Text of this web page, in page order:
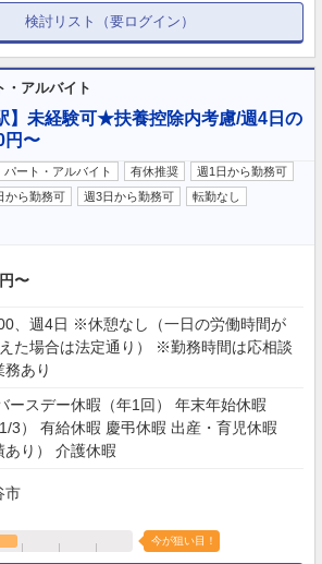
検討リスト（要ログイン）
・アルバイト
】未経験可★扶養控除内考慮/週4日の
円〜
パート・アルバイト 有休推奨
週1日から勤務可
から勤務可 週3日から勤務可
転勤なし
〜
、週4日 ※休憩なし（一日の労働時間が
た場合は法定通り） ※勤務時間は応相談
あり
ースデー休暇（年1回） 年末年始休暇
1/3） 有給休暇 慶弔休暇 出産・育児休暇
あり） 介護休暇
市
今が狙い目！